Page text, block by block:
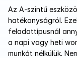
Az A-szintű
hatékonyságról.
feladattípusnál
a napi vagy heti
munkát nélkülük.